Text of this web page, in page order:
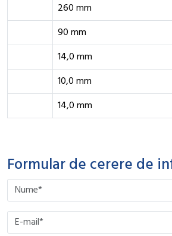
260 mm
90 mm
14,0 mm
10,0 mm
14,0 mm
Formular de cerere de
leave this field empty.
leave this field empty.
leave this field empty.
leave this field empty.